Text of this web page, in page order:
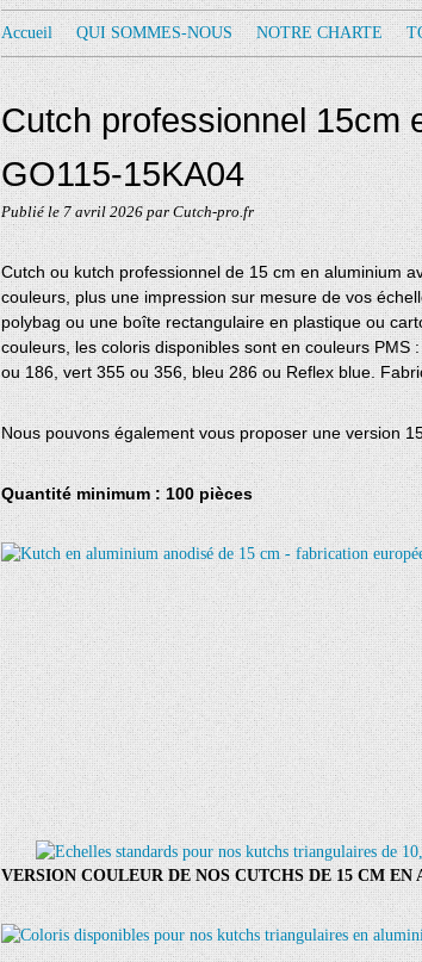
Accueil QUI SOMMES-NOUS NOTRE CHARTE
Cutch professionnel 15cm
GO115-15KA04
Publié le7 avril 2026par Cutch-pro.fr
Cutch ou kutch professionnel de 15 cm en aluminium
couleurs, plus une impression sur mesure de vos
polybag ou une boîte rectangulaire en plastique ou
couleurs, les coloris disponibles sont en couleurs PMS
ou 186, vert 355 ou 356, bleu 286 ou Reflex blue.
Nous pouvons également vous proposer une version
Quantité minimum : 100 pièces
VERSION COULEUR DE NOS CUTCHS DE 15 CM